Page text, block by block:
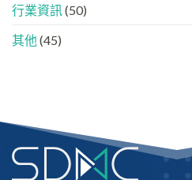
行業資訊(50)
其他 (45)